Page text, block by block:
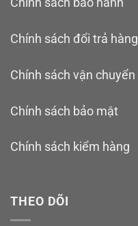
Chính sách đổi trả hàng
Chính sách vận chuyển
Chính sách bảo mật
Chính sách kiểm hàng
THEO DÕI